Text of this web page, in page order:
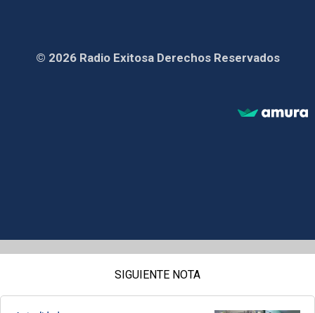
© 2026 Radio Exitosa Derechos Reservados
SIGUIENTE NOTA